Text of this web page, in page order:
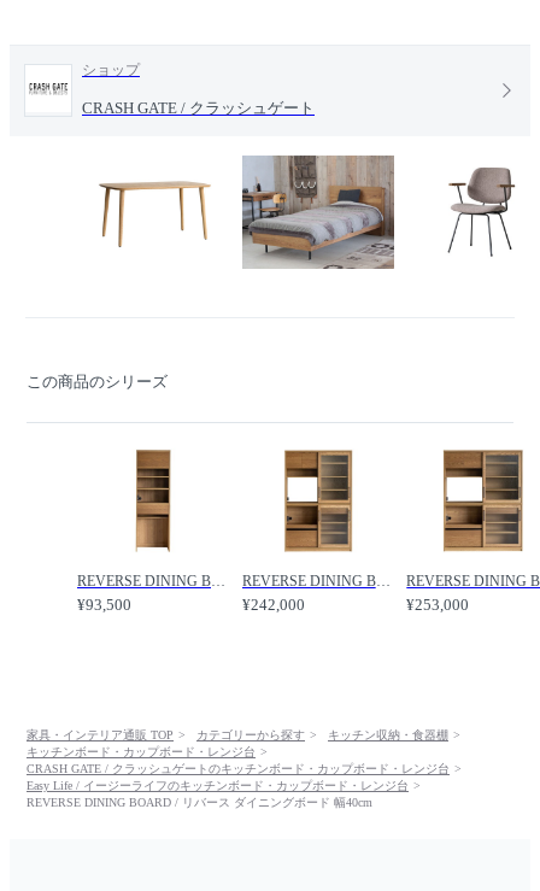
ショップ
CRASH GATE / クラッシュゲート
この商品のシリーズ
¥93,500
REVERSE DINING BOARD / リバース ダイニングボード 幅120cm / CRASH GATE / クラッシュゲート
¥242,000 ¥253,000
家具・インテリア通販 TOP カテゴリーから探す
キッチン収納・食器棚
キッチンボード・カップボード・レンジ台
CRASH GATE / クラッシュゲートのキッチンボード・カップボード・レンジ台
Easy Life / イージーライフのキッチンボード・カップボード・レンジ台
REVERSE DINING BOARD / リバース ダイニングボード 幅40cm